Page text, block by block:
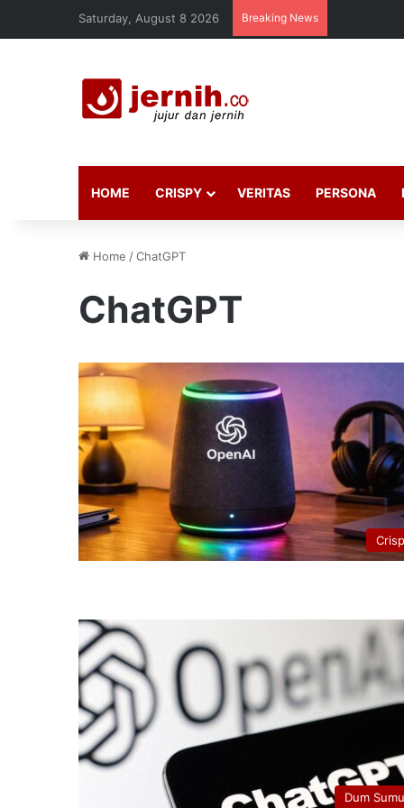
Saturday, August 8 2026 Breaking News
HOME CRISPY VERITAS PERSONA
Home /ChatGPT
ChatGPT
Dum